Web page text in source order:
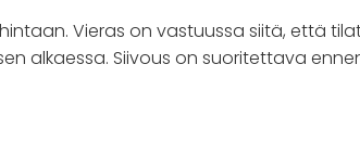
Vieras on vastuussa siitä, että
alkaessa. Siivous on suoritettava
varten, 600 euroa /10 h.